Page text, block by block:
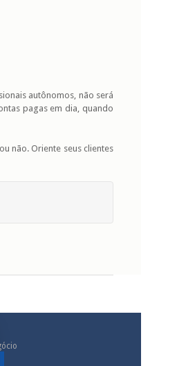
autônomos, não será
pagas em dia, quando
não. Oriente seus clientes